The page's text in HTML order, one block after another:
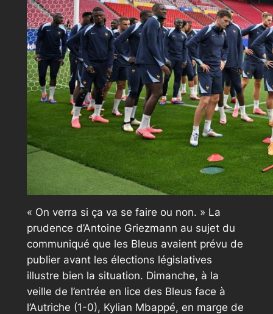
« On verra si ça va se faire ou non. » La
prudence d’Antoine Griezmann au sujet du
communiqué que les Bleus avaient prévu de
publier avant les élections législatives
illustre bien la situation. Dimanche, à la
veille de l’entrée en lice des Bleus face à
l’Autriche (1-0), Kylian Mbappé, en marge de